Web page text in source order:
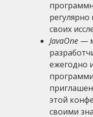
регулярно
своих
JavaOne —
ежегодно
этой
своими